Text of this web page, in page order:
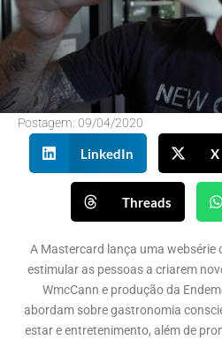
Postagem: 09/04/2020
LinkedIn X
Threads
A Mastercard lança uma websérie
estimular as pessoas a criarem
WmcCann e produção da
abordam sobre gastronomia
estar e entretenimento, além de